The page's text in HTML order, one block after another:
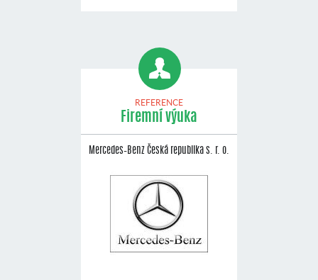
REFERENCE
Firemní výuka
Mercedes–Benz Česká republika s. r. o.